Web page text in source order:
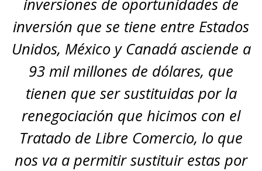
inversiones de oportunidades de
inversión que se tiene entre Estados
Unidos, México y Canadá asciende a
93 mil millones de dólares, que
tienen que ser sustituidas por la
renegociación que hicimos con el
Tratado de Libre Comercio, lo que
nos va a permitir sustituir estas por